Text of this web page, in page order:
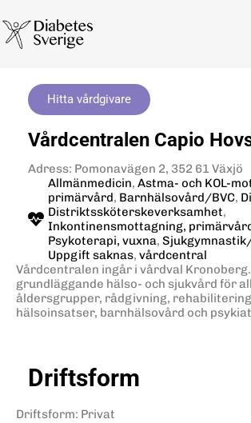
Hitta vårdgivare
Vårdcentralen Capio
Adress: Pomonavägen 2, 352 61 Växjö
Allmänmedicin, Astma- och KOL-
primärvård, Barnhälsovård/BVC,
Distriktssköterskeverksamhet,
Inkontinensmottagning,
Psykoterapi, vuxna,
Uppgift saknas, vårdcentral
Vårdcentralen ingår i vårdval
grundläggande hälso- och sjukvård för
åldersgrupper, rådgivning,
hälsoinsatser, barnhälsovård och
Driftsform
Driftsform: Privat